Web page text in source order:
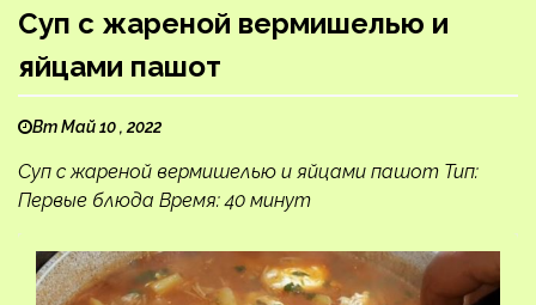
Суп с жареной вермишелью и
яйцами пашот
Вт Май 10 , 2022
Суп с жареной вермишелью и яйцами пашот Тип:
Первые блюда Время: 40 минут